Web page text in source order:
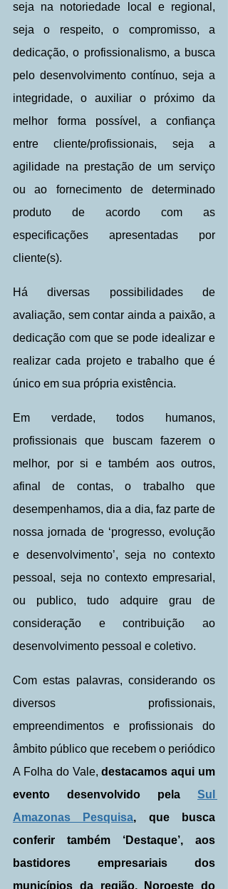
seja na notoriedade local e regional,
seja o respeito, o compromisso, a
dedicação, o profissionalismo, a busca
pelo desenvolvimento contínuo, seja a
integridade, o auxiliar o próximo da
melhor forma possível, a confiança
entre cliente/profissionais, seja a
agilidade na prestação de um serviço
ou ao fornecimento de determinado
produto de acordo com as
especificações apresentadas por
cliente(s).
Há diversas possibilidades de
avaliação, sem contar ainda a paixão, a
dedicação com que se pode idealizar e
realizar cada projeto e trabalho que é
único em sua própria existência.
Em verdade, todos humanos,
profissionais que buscam fazerem o
melhor, por si e também aos outros,
afinal de contas, o trabalho que
desempenhamos, dia a dia, faz parte de
nossa jornada de ‘progresso, evolução
e desenvolvimento’, seja no contexto
pessoal, seja no contexto empresarial,
ou publico, tudo adquire grau de
consideração e contribuição ao
desenvolvimento pessoal e coletivo.
Com estas palavras, considerando os
diversos profissionais,
empreendimentos e profissionais do
âmbito público que recebem o periódico
A Folha do Vale, destacamos aqui um
evento desenvolvido pela Sul
Amazonas Pesquisa, que busca
conferir também ‘Destaque’, aos
bastidores empresariais dos
municípios da região, Noroeste do